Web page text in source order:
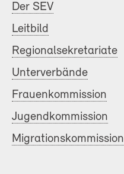
Der SEV
Leitbild
Regionalsekretariate
Unterverbände
Frauenkommission
Jugendkommission
Migrationskommission